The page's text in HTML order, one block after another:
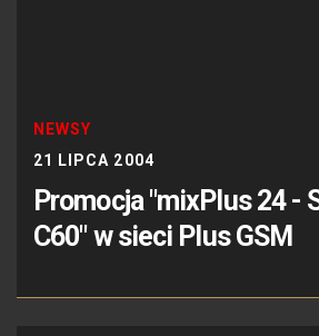
NEWSY
21 LIPCA 2004
Promocja "mixPlus 24 -
C60" w sieci Plus GSM